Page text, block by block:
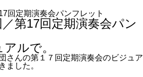
第17回定期演奏会パン
ルで。
さんの第１７回定期演奏会のビジュア
ました。